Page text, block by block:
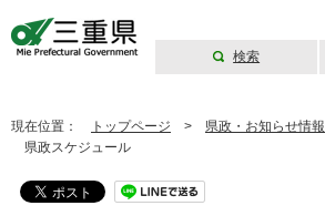
検索
現在位置： トップページ > 県政・お知らせ情報
県政スケジュール